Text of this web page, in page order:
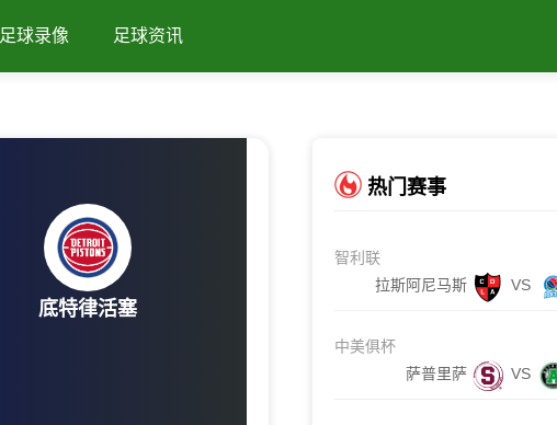
足球录像 足球资讯
底特律活塞
热门赛事
智利联
拉斯阿尼马斯
VS
中美俱杯
萨普里萨
VS